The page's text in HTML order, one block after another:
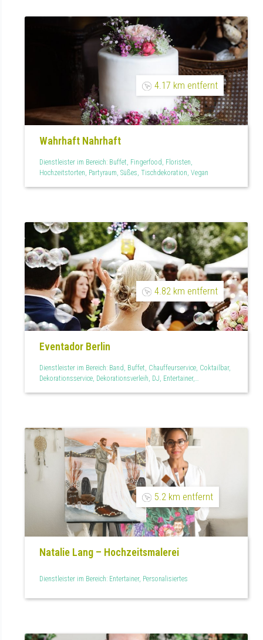
4.17 km entfernt
Wahrhaft Nahrhaft
Dienstleister im Bereich: Buffet, Fingerfood, Floristen,
Hochzeitstorten, Partyraum, Süßes, Tischdekoration, Vegan
4.82 km entfernt
Eventador Berlin
Dienstleister im Bereich: Band, Buffet, Chauffeurservice, Coktailbar,
Dekorationsservice, Dekorationsverleih, DJ, Entertainer,
Kinderbespaßung, Lichtdekoration, Limousinenservice, Menükarten,
Mietmöbel, Mietservice, Outdoor, Outdoor und Garten,
Paarshootings, Partyraum, Personal, Personalisiertes,
Raumdekoration, Restaurant, Sängerin, Showact, Süßes, Teilplanung,
Tischdekoration, Tischkarten, Trauredner, Wedding Planner
5.2 km entfernt
Natalie Lang – Hochzeitsmalerei
Dienstleister im Bereich: Entertainer, Personalisiertes